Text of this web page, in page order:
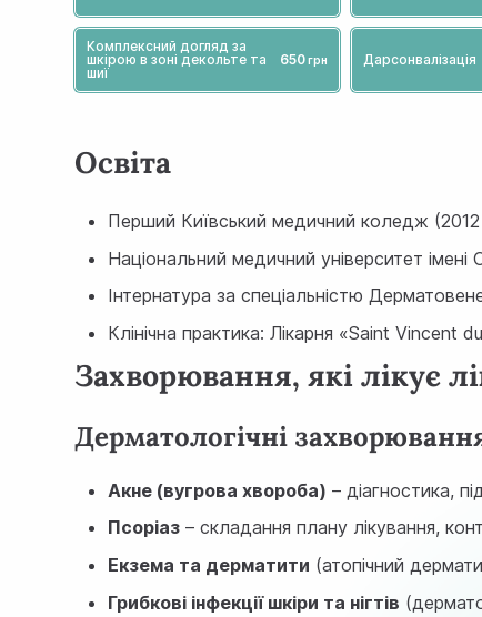
Комплексний догляд за
шкірою в зоні декольте та
шиї
650 Дарсонвалізація
Освіта
Перший Київський медичний коледж
Національний медичний університет
Інтернатура за спеціальністю
Клінічна практика: Лікарня «Saint Vincent
Захворювання, які лікує
Дерматологічні
Акне (вугрова хвороба) – діагностика,
Псоріаз – складання плану лікування,
Екзема та дерматити (атопічний
Грибкові інфекції шкіри та нігтів